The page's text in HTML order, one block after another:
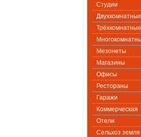
Студии
Мезонеты
Магазины
Офисы
Рестораны
Гаражи
Коммерческая
Oтели
Сельхоз земля